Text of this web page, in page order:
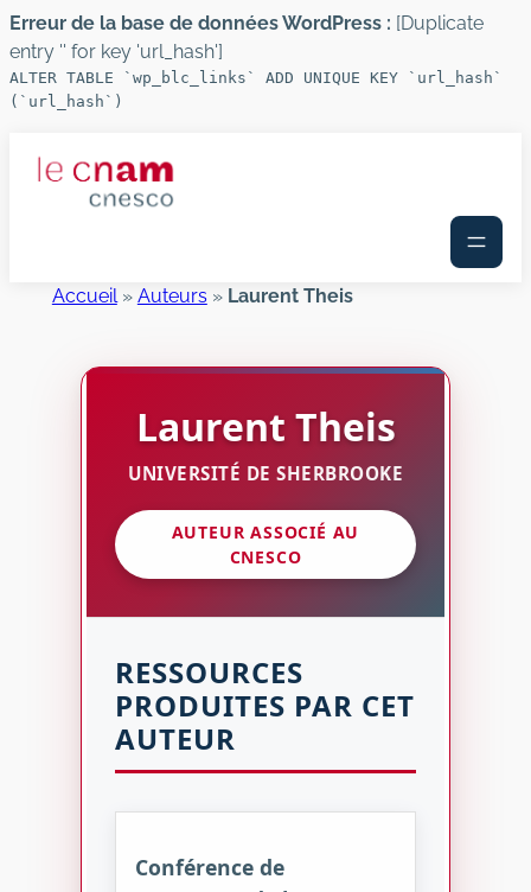
Erreur de la base de données WordPress : [Duplicate
entry '' for key 'url_hash']
ALTER TABLE `wp_blc_links` ADD UNIQUE KEY `url_hash`
(`url_hash`)
Accueil» Auteurs» Laurent Theis
Laurent Theis
UNIVERSITÉ DE SHERBROOKE
AUTEUR ASSOCIÉ AU
CNESCO
RESSOURCES
PRODUITES PAR CET
AUTEUR
Conférence de